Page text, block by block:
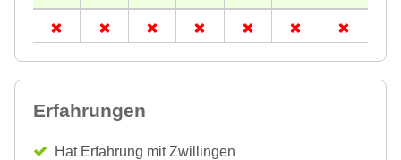
Erfahrungen
Hat Erfahrung mit Zwillingen